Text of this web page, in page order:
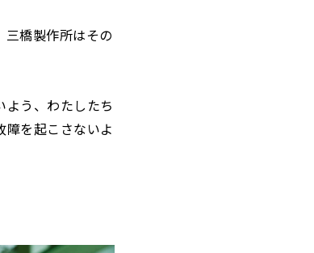
橋製作所はその
よう、わたしたち
障を起こさないよ